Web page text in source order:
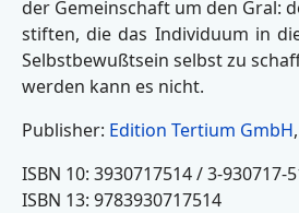
der Gemeinschaft um den Gral:
stiften, die das Individuum in
Selbstbewußtsein selbst zu
werden kann es nicht.
Publisher: Edition Tertium GmbH
ISBN 10: 3930717514 / 3-930717-
ISBN 13: 9783930717514